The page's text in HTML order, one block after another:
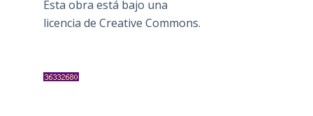
Esta obra está bajo una
licencia de Creative Commons.